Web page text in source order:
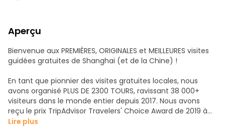
Aperçu
Bienvenue aux PREMIÈRES, ORIGINALES et MEILLEURES visites
guidées gratuites de Shanghai (et de la Chine) !
En tant que pionnier des visites gratuites locales, nous
avons organisé PLUS DE 2300 TOURS, ravissant 38 000+
visiteurs dans le monde entier depuis 2017. Nous avons
reçu le prix TripAdvisor Travelers' Choice Award de 2019 à
2025 !
Lire plus